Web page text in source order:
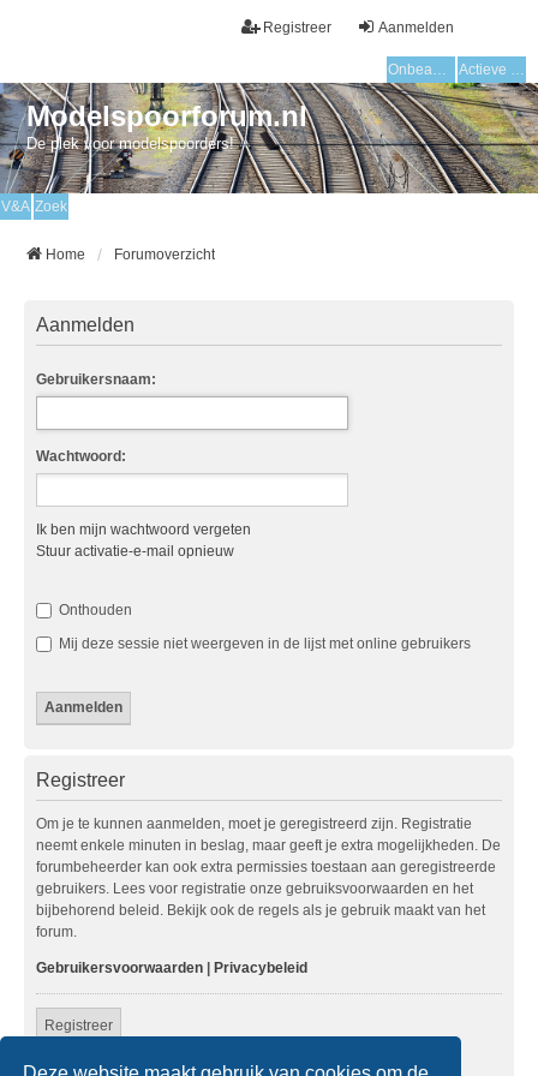
Aanmelden
Registreer
Onbeantwoorde onderwerpen Actieve onderwerpen
Modelspoorforum.nl
De plek voor modelspoorders!
V&A Zoek
Home Forumoverzicht
Aanmelden
Gebruikersnaam:
Wachtwoord:
Ik ben mijn wachtwoord vergeten
Stuur activatie-e-mail opnieuw
Onthouden
Mij deze sessie niet weergeven in de lijst met online gebruikers
Registreer
Om je te kunnen aanmelden, moet je geregistreerd zijn. Registratie
neemt enkele minuten in beslag, maar geeft je extra mogelijkheden. De
forumbeheerder kan ook extra permissies toestaan aan geregistreerde
gebruikers. Lees voor registratie onze gebruiksvoorwaarden en het
bijbehorend beleid. Bekijk ook de regels als je gebruik maakt van het
forum.
Gebruikersvoorwaarden | Privacybeleid
Registreer